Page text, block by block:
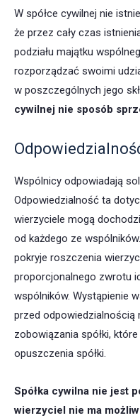
W spółce cywilnej nie
że przez cały czas
podziału majątku
rozporządzać swoimi
w poszczególnych jego
cywilnej nie sposób
Wspólnicy odpowiadają
Odpowiedzialność ta
wierzyciele mogą
od każdego ze
pokryje roszczenia
proporcjonalnego zwrotu
wspólników. Wystąpienie
przed odpowiedzialnością
zobowiązania spółki,
opuszczenia spółki.
Spółka cywilna nie jest
wierzyciel nie ma